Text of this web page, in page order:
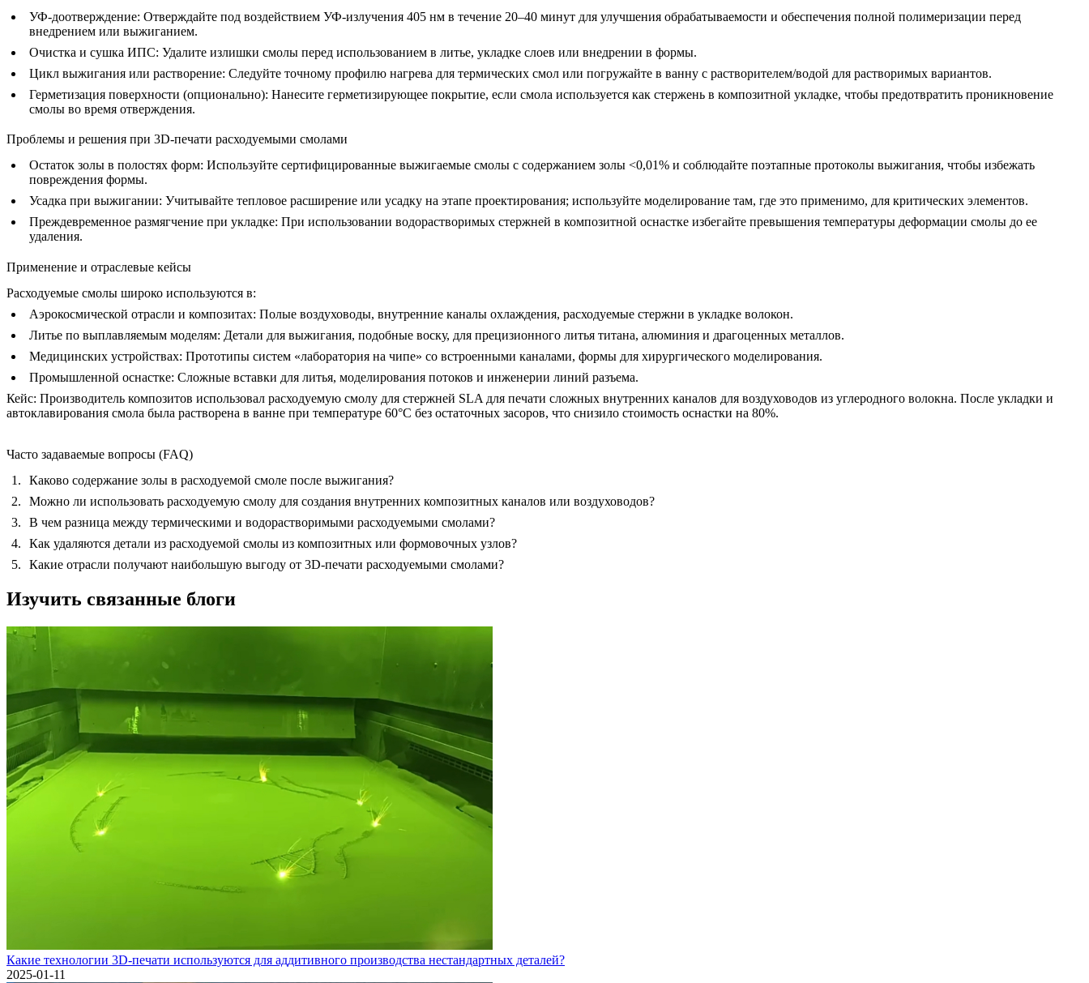
УФ-доотверждение: Отверждайте под воздействием УФ-излучения 405 нм в течение 20–40 минут для улучшения обрабатываемости и обеспечения полной полимеризации перед
внедрением или выжиганием.
Очистка и сушка ИПС: Удалите излишки смолы перед использованием в литье, укладке слоев или внедрении в формы.
Цикл выжигания или растворение: Следуйте точному профилю нагрева для термических смол или погружайте в ванну с растворителем/водой для растворимых вариантов.
Герметизация поверхности (опционально): Нанесите герметизирующее покрытие, если смола используется как стержень в композитной укладке, чтобы предотвратить проникновение
смолы во время отверждения.
Проблемы и решения при 3D-печати расходуемыми смолами
Остаток золы в полостях форм: Используйте сертифицированные выжигаемые смолы с содержанием золы <0,01% и соблюдайте поэтапные протоколы выжигания, чтобы избежать
повреждения формы.
Усадка при выжигании: Учитывайте тепловое расширение или усадку на этапе проектирования; используйте моделирование там, где это применимо, для критических элементов.
Преждевременное размягчение при укладке: При использовании водорастворимых стержней в композитной оснастке избегайте превышения температуры деформации смолы до ее
удаления.
Применение и отраслевые кейсы
Расходуемые смолы широко используются в:
Аэрокосмической отрасли и композитах: Полые воздуховоды, внутренние каналы охлаждения, расходуемые стержни в укладке волокон.
Литье по выплавляемым моделям: Детали для выжигания, подобные воску, для прецизионного литья титана, алюминия и драгоценных металлов.
Медицинских устройствах: Прототипы систем «лаборатория на чипе» со встроенными каналами, формы для хирургического моделирования.
Промышленной оснастке: Сложные вставки для литья, моделирования потоков и инженерии линий разъема.
Кейс: Производитель композитов использовал расходуемую смолу для стержней SLA для печати сложных внутренних каналов для воздуховодов из углеродного волокна. После укладки и
автоклавирования смола была растворена в ванне при температуре 60°C без остаточных засоров, что снизило стоимость оснастки на 80%.
Часто задаваемые вопросы (FAQ)
Каково содержание золы в расходуемой смоле после выжигания?
Можно ли использовать расходуемую смолу для создания внутренних композитных каналов или воздуховодов?
В чем разница между термическими и водорастворимыми расходуемыми смолами?
Как удаляются детали из расходуемой смолы из композитных или формовочных узлов?
Какие отрасли получают наибольшую выгоду от 3D-печати расходуемыми смолами?
Изучить связанные блоги
Какие технологии 3D-печати используются для аддитивного производства нестандартных деталей?
2025-01-11